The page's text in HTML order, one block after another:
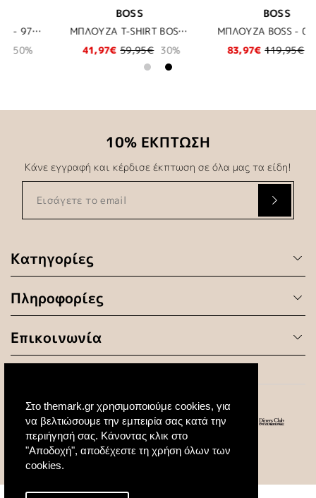
Στο themark.gr χρησιμοποιούμε cookies, για
να βελτιώσουμε την εμπειρία σας κατά την
περιήγησή σας. Κάνοντας κλικ στο
"Αποδοχή", αποδέχεστε τη χρήση όλων των
cookies.
ΜΠΛΟΥΖΑ BOSS - 001 ΜΑΥΡΟ
83,97€ 119,95€ 30%
KARL LAGERFELD
ΑΝΔΡΙΚΗ ΜΠΛΟΥΖΑ - 10 ΛΕΥΚΟ
88,20€ 126,00€ 30%
Κατηγορίες
Πληροφορίες
Επικοινωνία
10% ΕΚΠΤΩΣΗ
Κάνε εγγραφή και κέρδισε έκπτωση σε όλα μας τα είδη!
© 2020 All Rights Reserved. Created by